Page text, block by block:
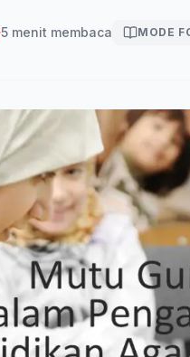
5 menit membaca MODE